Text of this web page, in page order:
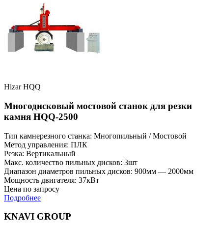
Hizar HQQ
Многодисковый мостовой станок для резки
камня HQQ-2500
Тип камнерезного станка: Многопильный / Мостовой
Метод управления: ПЛК
Резка: Вертикальный
Макс. количество пильных дисков: 3шт
Диапазон диаметров пильных дисков: 900мм — 2000мм
Мощность двигателя: 37кВт
Цена по запросу
Подробнее
KNAVI GROUP